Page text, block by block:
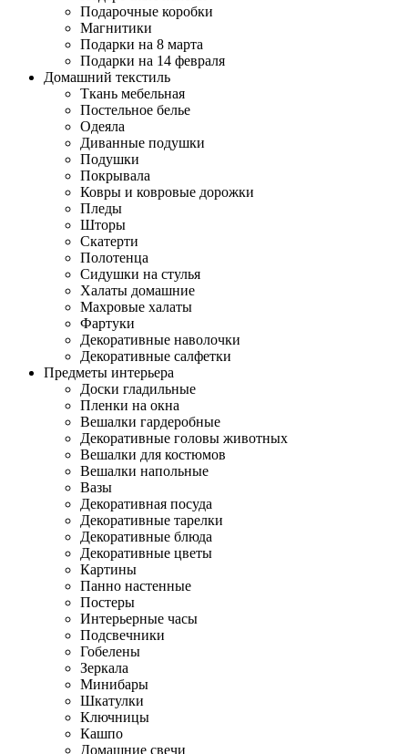
Подарочные коробки
Магнитики
Подарки на 8 марта
Подарки на 14 февраля
Домашний текстиль
Ткань мебельная
Постельное белье
Одеяла
Диванные подушки
Подушки
Покрывала
Ковры и ковровые дорожки
Пледы
Шторы
Скатерти
Полотенца
Сидушки на стулья
Халаты домашние
Махровые халаты
Фартуки
Декоративные наволочки
Декоративные салфетки
Предметы интерьера
Доски гладильные
Пленки на окна
Вешалки гардеробные
Декоративные головы животных
Вешалки для костюмов
Вешалки напольные
Вазы
Декоративная посуда
Декоративные тарелки
Декоративные блюда
Декоративные цветы
Картины
Панно настенные
Постеры
Интерьерные часы
Подсвечники
Гобелены
Зеркала
Минибары
Шкатулки
Ключницы
Кашпо
Домашние свечи